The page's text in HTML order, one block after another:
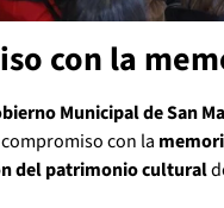
con la
Municipal de San
con la
del patrimonio cultural